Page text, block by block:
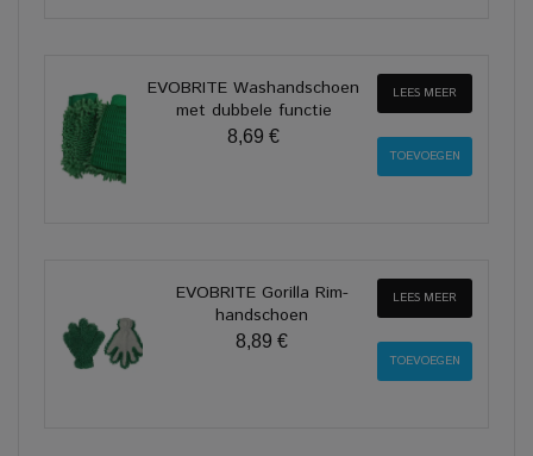
EVOBRITE Washandschoen
met dubbele functie
8,69 €
LEES MEER
EVOBRITE Gorilla Rim-
handschoen
8,89 €
LEES MEER